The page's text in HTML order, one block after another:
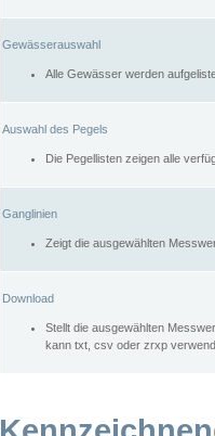
Gewässerauswahl
Alle Gewässer werden
Auswahl des Pegels
Die Pegellisten zeigen alle
Ganglinien
Zeigt die ausgewählten
Download
Stellt die ausgewählten
kann txt, csv oder zrxp